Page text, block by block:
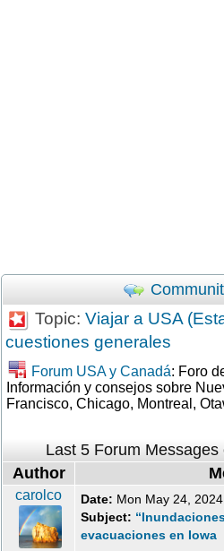
Topic: Viajar a USA
cuestiones generales
Forum USA y Canadá: Foro
Información y consejos sobre
Francisco, Chicago, Montreal,
Last 5 Forum Messages
Author
carolco Date: Mon May 24,
Subject:
evacuaciones en Iowa